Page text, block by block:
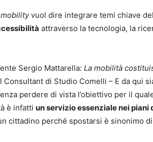
vuol dire integrare temi chiave
attraverso la tecnologia, la
Sergio Mattarella: La mobilità
Consultant di Studio Comelli – E da qui
perdere di vista l’obiettivo per il
è infatti un servizio essenziale nei
cittadino perché spostarsi è sinonimo